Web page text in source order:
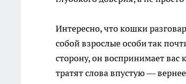
Интересно, что кошки
собой взрослые особи так
сторону, он воспринимает
тратят слова впустую —